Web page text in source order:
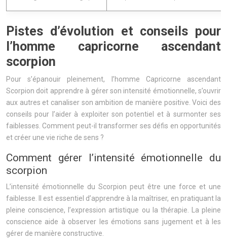
Pistes d’évolution et conseils pour
l’homme capricorne ascendant
scorpion
Pour s’épanouir pleinement, l’homme Capricorne ascendant
Scorpion doit apprendre à gérer son intensité émotionnelle, s’ouvrir
aux autres et canaliser son ambition de manière positive. Voici des
conseils pour l’aider à exploiter son potentiel et à surmonter ses
faiblesses. Comment peut-il transformer ses défis en opportunités
et créer une vie riche de sens ?
Comment gérer l’intensité émotionnelle du
scorpion
L’intensité émotionnelle du Scorpion peut être une force et une
faiblesse. Il est essentiel d’apprendre à la maîtriser, en pratiquant la
pleine conscience, l’expression artistique ou la thérapie. La pleine
conscience aide à observer les émotions sans jugement et à les
gérer de manière constructive.